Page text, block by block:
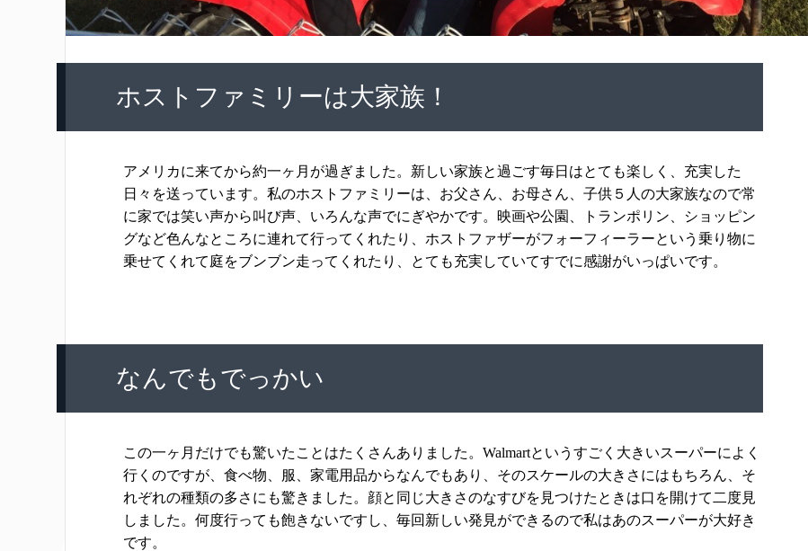
ホストファミリーは大家族！
アメリカに来てから約一ヶ月が過ぎました。新しい家族と過ごす毎日はとても楽しく、充実した
日々を送っています。私のホストファミリーは、お父さん、お母さん、子供５人の大家族なので常
に家では笑い声から叫び声、いろんな声でにぎやかです。映画や公園、トランポリン、ショッピン
グなど色んなところに連れて行ってくれたり、ホストファザーがフォーフィーラーという乗り物に
乗せてくれて庭をブンブン走ってくれたり、とても充実していてすでに感謝がいっぱいです。
なんでもでっかい
この一ヶ月だけでも驚いたことはたくさんありました。 Walmartというすごく大きいスーパーによく
行くのですが、食べ物、服、家電用品からなんでもあり、そのスケールの大きさにはもちろん、そ
れぞれの種類の多さにも驚きました。顔と同じ大きさのなすびを見つけたときは口を開けて二度見
しました。何度行っても飽きないですし、毎回新しい発見ができるので私はあのスーパーが大好き
です。